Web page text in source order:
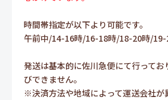
時間帯指定が以下より可能です。
午前中/14-16時/16-18時/18-20時/19-
発送は基本的に佐川急便にて行って
びできません。
※決済方法や地域によって運送会社が